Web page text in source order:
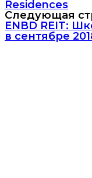
Residences
Следующая
ENBD REIT:
в сентябре